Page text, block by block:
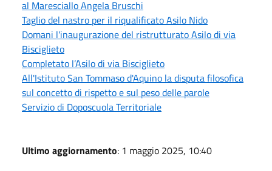
al Maresciallo Angela Bruschi
Taglio del nastro per il riqualificato Asilo Nido
Domani l'inaugurazione del ristrutturato Asilo di via
Bisciglieto
Completato l’Asilo di via Bisciglieto
All'Istituto San Tommaso d'Aquino la disputa filosofica
sul concetto di rispetto e sul peso delle parole
Servizio di Doposcuola Territoriale
Ultimo aggiornamento: 1 maggio 2025, 10:40